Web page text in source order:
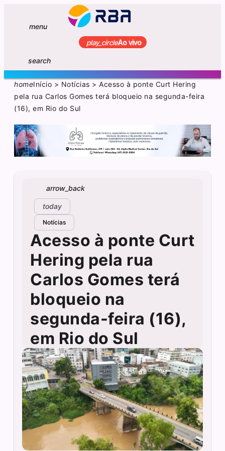
menu
play_circleAo vivo
search
homeInício > Notícias >Acesso à ponte Curt Hering
pela rua Carlos Gomes terá bloqueio na segunda-feira
(16), em Rio do Sul
arrow_back
today
Notícias
Acesso à ponte Curt
Hering pela rua
Carlos Gomes terá
bloqueio na
segunda-feira (16),
em Rio do Sul